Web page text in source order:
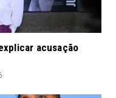
acusação